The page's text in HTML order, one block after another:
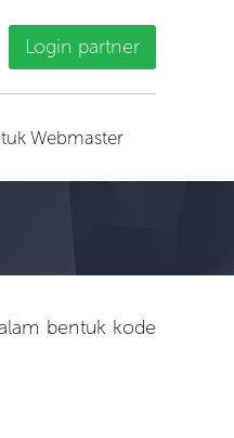
Login partner
Webmaster
bentuk kode